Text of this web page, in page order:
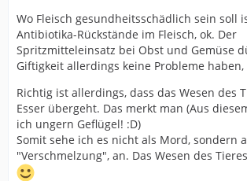
Wo Fleisch gesundheitsschädlich sein soll
Antibiotika-Rückstände im Fleisch, ok. Der
Spritzmitteleinsatz bei Obst und Gemüse
Giftigkeit allerdings keine Probleme
Richtig ist allerdings, dass das Wesen des
Esser übergeht. Das merkt man (Aus
ich ungern Geflügel! :D)
Somit sehe ich es nicht als Mord, sondern
"Verschmelzung", an. Das Wesen des